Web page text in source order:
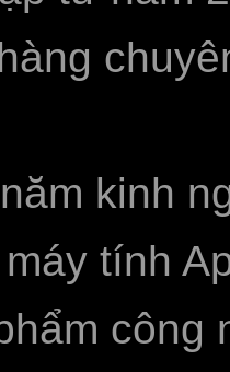
kinh
tính
công